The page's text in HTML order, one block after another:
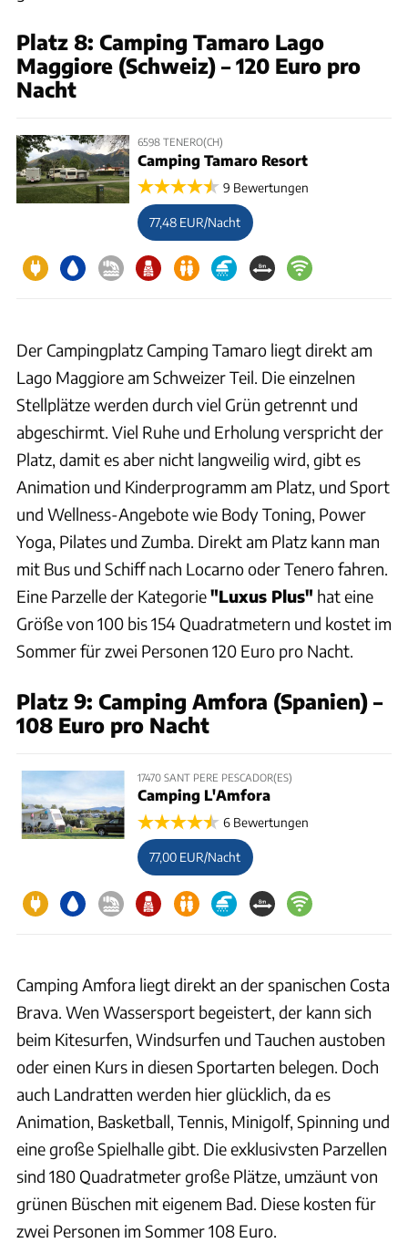
Platz 8: Camping Tamaro Lago
Maggiore (Schweiz) – 120 Euro pro
Nacht
6598 TENERO(CH)
Camping Tamaro Resort
9 Bewertungen
77,48 EUR/Nacht
Der Campingplatz Camping Tamaro liegt direkt am
Lago Maggiore am Schweizer Teil. Die einzelnen
Stellplätze werden durch viel Grün getrennt und
abgeschirmt. Viel Ruhe und Erholung verspricht der
Platz, damit es aber nicht langweilig wird, gibt es
Animation und Kinderprogramm am Platz, und Sport
und Wellness-Angebote wie Body Toning, Power
Yoga, Pilates und Zumba. Direkt am Platz kann man
mit Bus und Schiff nach Locarno oder Tenero fahren.
Eine Parzelle der Kategorie"Luxus Plus" hat eine
Größe von 100 bis 154 Quadratmetern und kostet im
Sommer für zwei Personen 120 Euro pro Nacht.
Platz 9: Camping Amfora (Spanien) –
108 Euro pro Nacht
17470 SANT PERE PESCADOR(ES)
Camping L'Amfora
6 Bewertungen
77,00 EUR/Nacht
Camping Amfora liegt direkt an der spanischen Costa
Brava. Wen Wassersport begeistert, der kann sich
beim Kitesurfen, Windsurfen und Tauchen austoben
oder einen Kurs in diesen Sportarten belegen. Doch
auch Landratten werden hier glücklich, da es
Animation, Basketball, Tennis, Minigolf, Spinning und
eine große Spielhalle gibt. Die exklusivsten Parzellen
sind 180 Quadratmeter große Plätze, umzäunt von
grünen Büschen mit eigenem Bad. Diese kosten für
zwei Personen im Sommer 108 Euro.